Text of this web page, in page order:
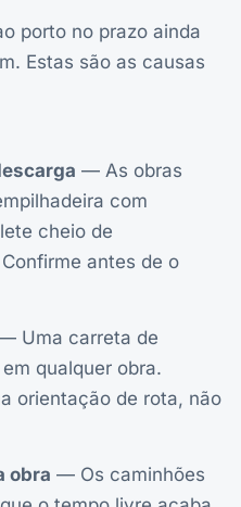
porto no prazo ainda
Estas são as causas
— As obras
com
cheio de
antes de o
Uma carreta de
qualquer obra.
orientação de rota, não
obra — Os caminhões